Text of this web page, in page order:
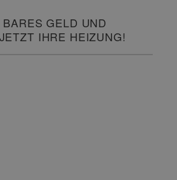
GELD UND
IHRE HEIZUNG!